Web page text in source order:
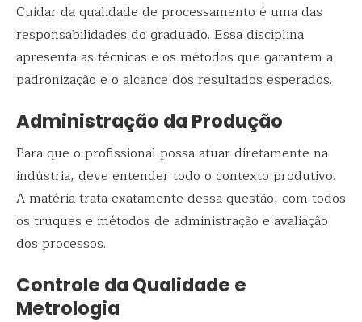
Cuidar da qualidade de processamento é uma das
responsabilidades do graduado. Essa disciplina
apresenta as técnicas e os métodos que garantem a
padronização e o alcance dos resultados esperados.
Administração da Produção
Para que o profissional possa atuar diretamente na
indústria, deve entender todo o contexto produtivo.
A matéria trata exatamente dessa questão, com todos
os truques e métodos de administração e avaliação
dos processos.
Controle da Qualidade e
Metrologia